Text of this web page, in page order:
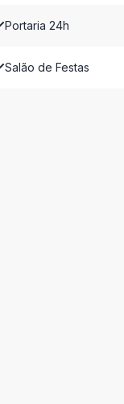
Portaria 24h
Salão de Festas